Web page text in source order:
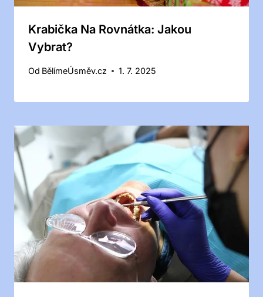
Krabička Na Rovnátka: Jakou
Vybrat?
Od BělímeÚsměv.cz 1. 7. 2025